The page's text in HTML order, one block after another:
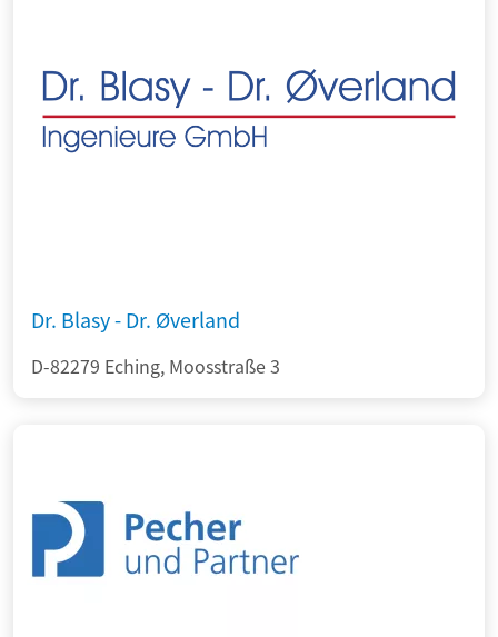
Dr. Blasy - Dr. Øverland
D-82279 Eching, Moosstraße 3